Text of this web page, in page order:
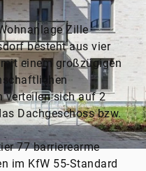
Zille
besteht aus vier
einem großzügigen
verteilen sich auf 2
Dachgeschoss bzw.
77 barrierearme
im KfW 55-Standard